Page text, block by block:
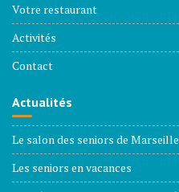
Votre restaurant
Activités
Contact
Actualités
Le salon des seniors de Marseille
Les seniors en vacances